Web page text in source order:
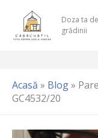
content
Doza ta
grădinii
Acasă » Blog»
GC4532/20